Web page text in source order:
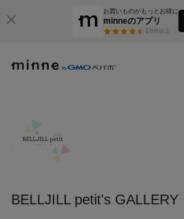
お買いものがもっとお得に
minneのアプリ
3万件以上
BELLJILL petit's GALLERY